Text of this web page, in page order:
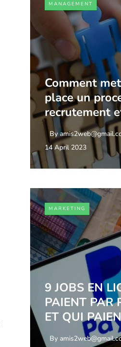
MANAGEMENT
Comment
place un
recrutement
By
14 April 2023
MARKETING
9 JOBS EN
PAIENT PAR
ET QUI
By